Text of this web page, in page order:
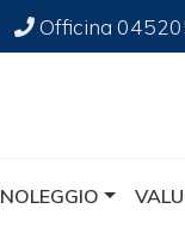
Officina
NOLEGGIO